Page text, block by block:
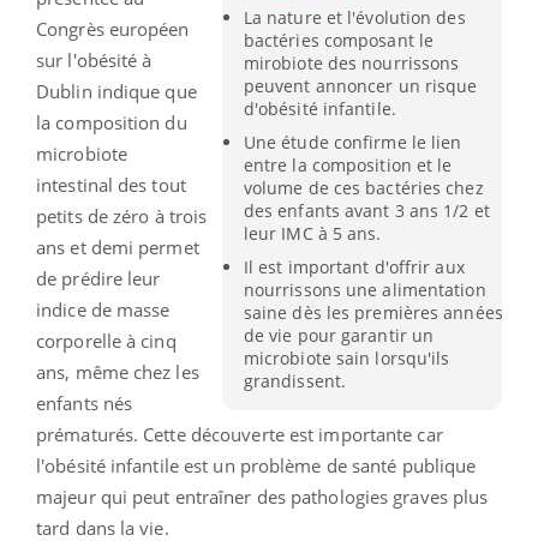
La nature et l'évolution des
bactéries composant le
mirobiote des nourrissons
peuvent annoncer un risque
d'obésité infantile.
Une étude confirme le lien
entre la composition et le
volume de ces bactéries chez
des enfants avant 3 ans 1/2 et
leur IMC à 5 ans.
Il est important d'offrir aux
nourrissons une alimentation
saine dès les premières années
de vie pour garantir un
microbiote sain lorsqu'ils
grandissent.
Congrès européen
sur l'obésité à
Dublin indique que
la composition du
microbiote
intestinal des tout
petits de zéro à trois
ans et demi permet
de prédire leur
indice de masse
corporelle à cinq
ans, même chez les
enfants nés
prématurés. Cette découverte est importante car
l'obésité infantile est un problème de santé publique
majeur qui peut entraîner des pathologies graves plus
tard dans la vie.